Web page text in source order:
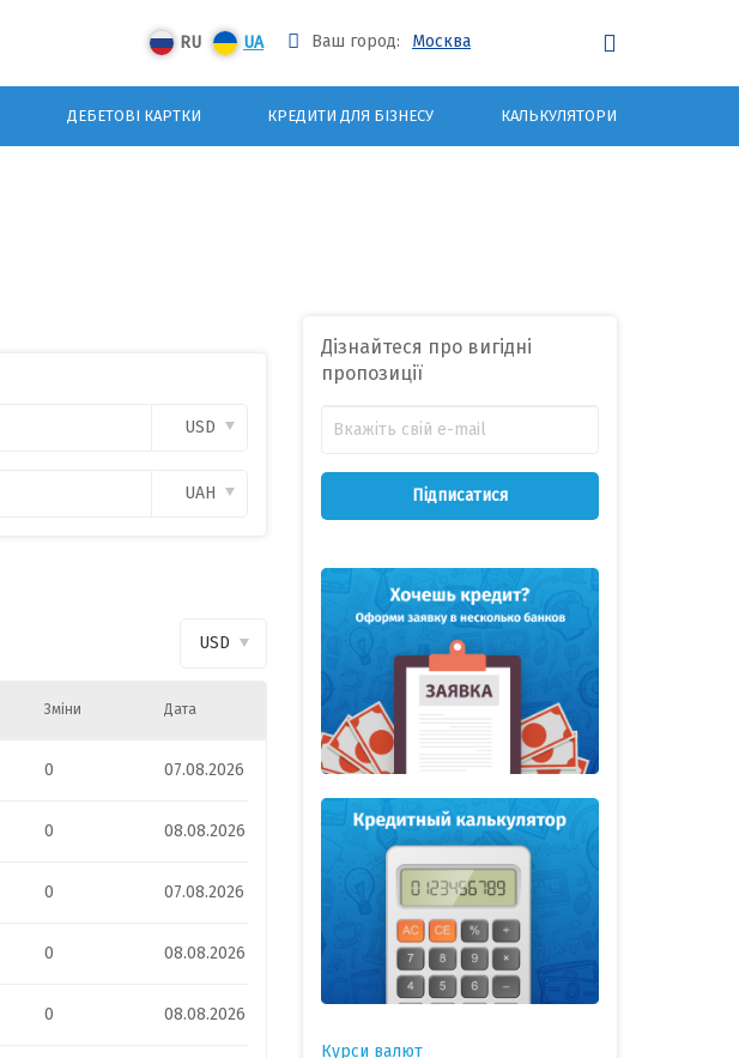
RU UA Ваш город: Москва
ДЕБЕТОВІ КАРТКИ КРЕДИТИ ДЛЯ БІЗНЕСУ КАЛЬКУЛЯТОРИ
USD
UAH
USD
Зміни Дата
0 07.08.2026
0 08.08.2026
0 07.08.2026
0 08.08.2026
0 08.08.2026
Дізнайтеся про вигідні
пропозиції
Підписатися
Курси валют